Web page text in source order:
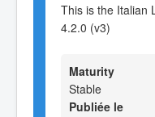
This is the Italian
4.2.0 (v3)
Maturity
Stable
Publiée le